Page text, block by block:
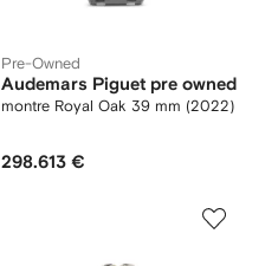
Pre-Owned
Audemars Piguet pre owned
montre Royal Oak 39 mm (2022)
298.613 €